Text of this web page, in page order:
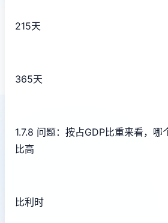
215天
365天
1.7.8 问题：按占GDP比重来看，哪
比高
比利时